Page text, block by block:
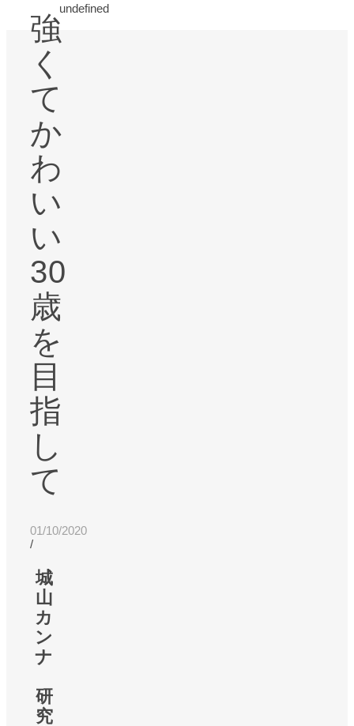
強
く
て
か
わ
い
い
30
歳
を
目
指
し
て
01/10/2020
/
城
山
カ
ン
ナ
研
究
undefined